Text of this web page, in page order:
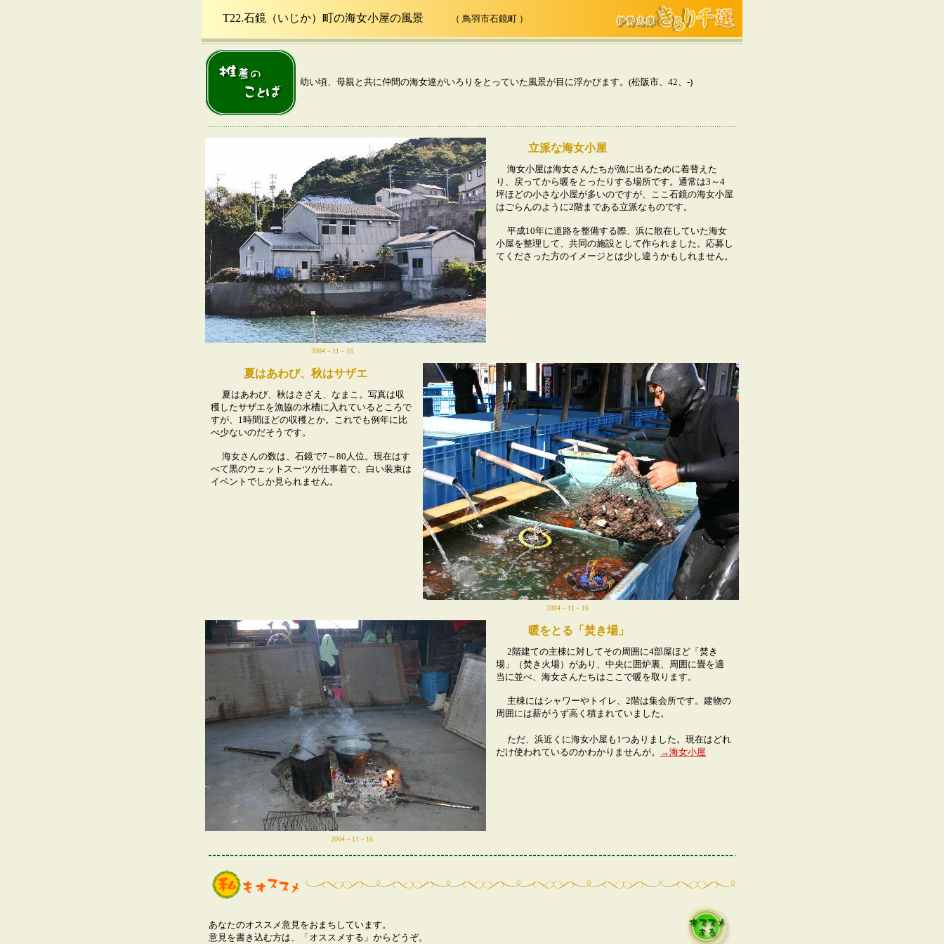
T22.石鏡（いじか）町の海女小屋の風景 （ 鳥羽市石鏡町 ）
幼い頃、母親と共に仲間の海女達がいろりをとっていた風景が目に浮かびます。(松阪市、42、-)
2004－11－16
立派な海女小屋
海女小屋は海女さんたちが漁に出るために着替えた
り、戻ってから暖をとったりする場所です。通常は3～4
坪ほどの小さな小屋が多いのですが、ここ石鏡の海女小屋
はごらんのように2階まである立派なものです。
平成10年に道路を整備する際、浜に散在していた海女
小屋を整理して、共同の施設として作られました。応募し
てくださった方のイメージとは少し違うかもしれません。
夏はあわび、秋はサザエ
夏はあわび、秋はさざえ、なまこ。写真は収
穫したサザエを漁協の水槽に入れているところで
すが、1時間ほどの収穫とか。これでも例年に比
べ少ないのだそうです。
海女さんの数は、石鏡で7～80人位。現在はす
べて黒のウェットスーツが仕事着で、白い装束は
イベントでしか見られません。
2004－11－16
2004－11－16
暖をとる「焚き場」
2階建ての主棟に対してその周囲に4部屋ほど「焚き
場」（焚き火場）があり、中央に囲炉裏、周囲に畳を適
当に並べ、海女さんたちはここで暖を取ります。
主棟にはシャワーやトイレ、2階は集会所です。建物の
周囲には薪がうず高く積まれていました。
ただ、浜近くに海女小屋も1つありました。現在はどれ
だけ使われているのかわかりませんが。
→海女小屋
あなたのオススメ意見をおまちしています。
意見を書き込む方は、「オススメする」からどうぞ。